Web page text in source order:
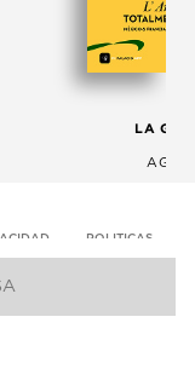
LA
POLITICAS